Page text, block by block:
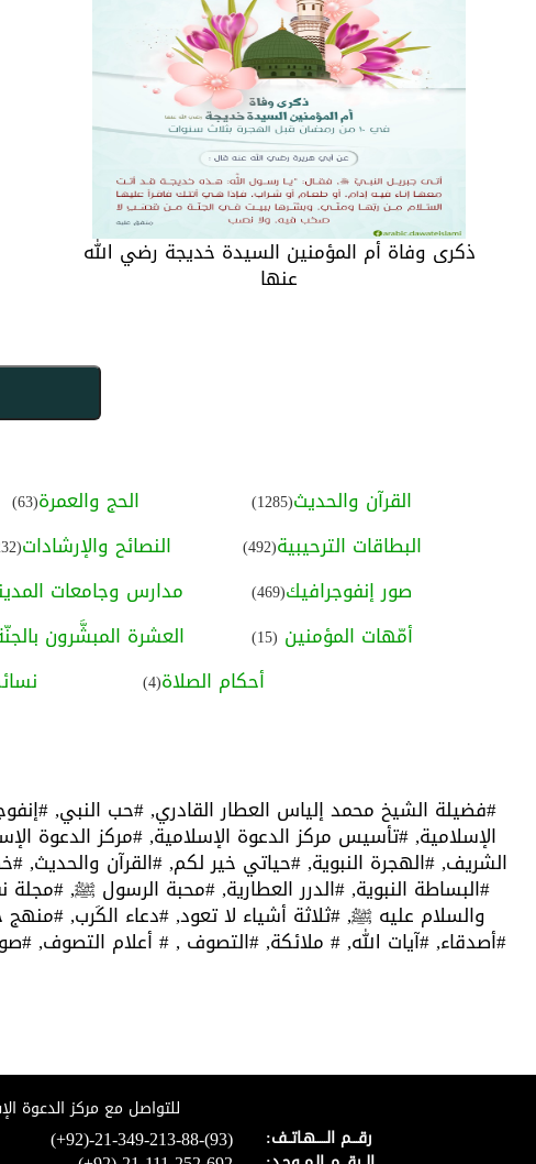
ذكرى وفاة أم المؤمنين السيدة خديجة رضي الله
عنها
القرآن والحديث(1285) الحج والعمرة(63)
البطاقات الترحيبية(492) النصائح والإرشادات(1232)
صور إنفوجرافيك(469) مدارس وجامعات
أمّهات المؤمنين (15) العشرة المبشَّرون
أحكام الصلاة(4)
#فضيلة الشيخ محمد إلياس العطار القادري,#حب النبي,
الإسلامية,#تأسيس مركز الدعوة الإسلامية,#مركز الدعوة
الشريف,#الهجرة النبوية,#حياتي خير لكم,#القرآن والحديث,
#البساطة النبوية,#الدرر العطارية,#محبة الرسول ﷺ,#مجلة
والسلام عليه ﷺ,#ثلاثة أشياء لا تعود,#دعاء الكَرب,#منهج
#أصدقاء,#آيات الله,# ملائكة,#التصوف ,# أعلام التصوف,
للتواصل مع مركز الدعوة
(+92)-21-349-213-88-(93) رقـــم الـــــهـاتــف: